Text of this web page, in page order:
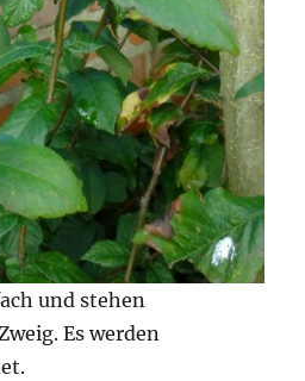
und stehen
Es werden